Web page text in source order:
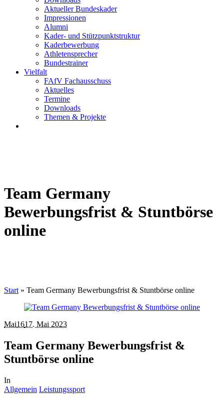
Aktueller Bundeskader
Impressionen
Alumni
Kader- und Stützpunktstruktur
Kaderbewerbung
Athletensprecher
Bundestrainer
Vielfalt
FAfV Fachausschuss
Aktuelles
Termine
Downloads
Themen & Projekte
Team Germany
Bewerbungsfrist & Stuntbörse
online
Start » Team Germany Bewerbungsfrist & Stuntbörse online
Mai1617. Mai 2023
Team Germany Bewerbungsfrist &
Stuntbörse online
In
Allgemein Leistungssport